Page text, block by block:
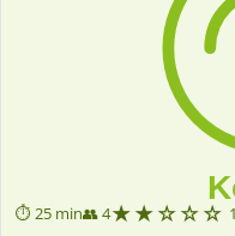
⏱ 25 min👥 4★★☆☆☆